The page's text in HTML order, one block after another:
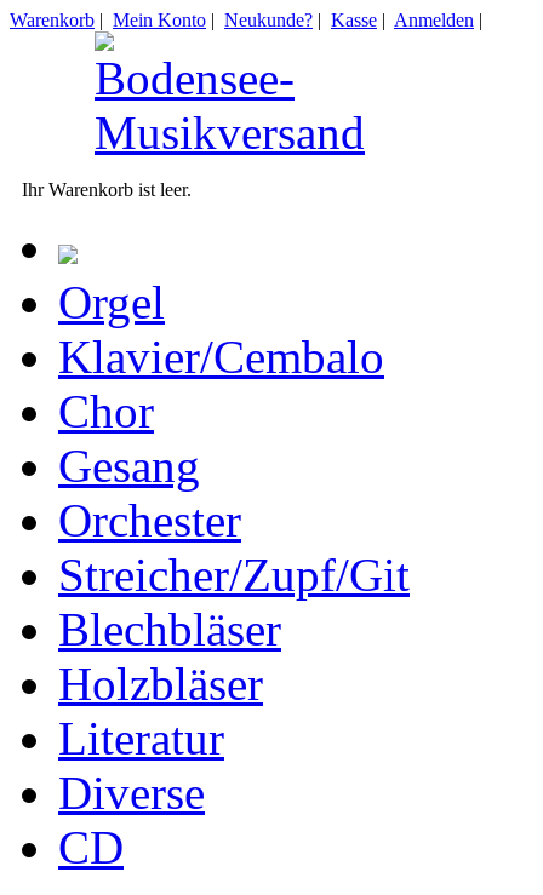
Warenkorb | Mein Konto | Neukunde? | Kasse | Anmelden |
Ihr Warenkorb ist leer.
Orgel
Klavier/Cembalo
Chor
Gesang
Orchester
Streicher/Zupf/Git
Blechbläser
Holzbläser
Literatur
Diverse
CD